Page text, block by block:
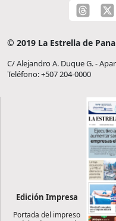
© 2019 La Estrella de
C/ Alejandro A. Duque G. -
Teléfono: +507 204-0000
Edición Impresa
Portada del impreso